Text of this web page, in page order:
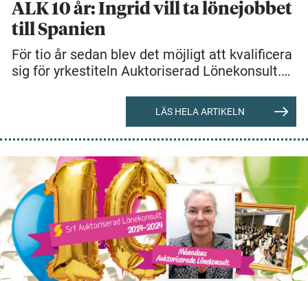
ALK 10 år: Ingrid vill ta lönejobbet
till Spanien
För tio år sedan blev det möjligt att kvalificera
sig för yrkestiteln Auktoriserad Lönekonsult.…
LÄS HELA ARTIKELN